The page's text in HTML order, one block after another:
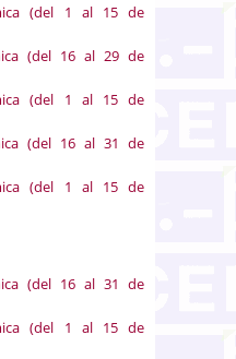
(del 1 al 15 de
(del 16 al 29 de
(del 1 al 15 de
(del 16 al 31 de
(del 1 al 15 de
(del 16 al 31 de
(del 1 al 15 de